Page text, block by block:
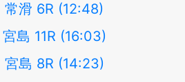
常滑 6R (12:48)
宮島 11R (16:03)
宮島 8R (14:23)